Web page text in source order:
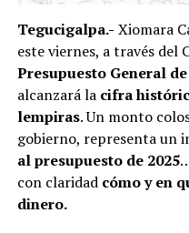
Tegucigalpa.- Xiomara
este viernes, a través del
Presupuesto General
alcanzará la cifra
lempiras. Un monto
gobierno, representa un
al presupuesto de 2025
con claridad cómo y en
dinero.